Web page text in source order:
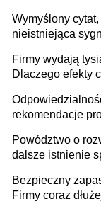
Wymyślony
nieistniejąca
firmie
Firmy wydają
Dlaczego efekty
rekomendacje
Powództwo o
dalsze istnienie
Bezpieczny
Firmy coraz